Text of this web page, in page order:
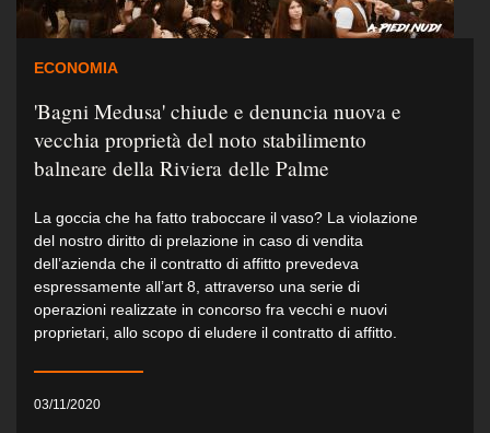
ECONOMIA
'Bagni Medusa' chiude e denuncia nuova e
vecchia proprietà del noto stabilimento
balneare della Riviera delle Palme
La goccia che ha fatto traboccare il vaso? La violazione
del nostro diritto di prelazione in caso di vendita
dell’azienda che il contratto di affitto prevedeva
espressamente all’art 8, attraverso una serie di
operazioni realizzate in concorso fra vecchi e nuovi
proprietari, allo scopo di eludere il contratto di affitto.
03/11/2020